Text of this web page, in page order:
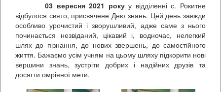
03 вересня 2021 рокуу відділенні с. Рокитне
відбулося свято, присвячене Дню знань. Цей день завжди
особливо урочистий і зворушливий, адже саме з нього
починається незвіданий, цікавий і, водночас, нелегкий
шлях до пізнання, до нових звершень, до самостійного
життя. Бажаємо усім учням на цьому шляху підкорити нові
вершини знань, зустріти добрих і надійних друзів та
досягти омріяної мети.